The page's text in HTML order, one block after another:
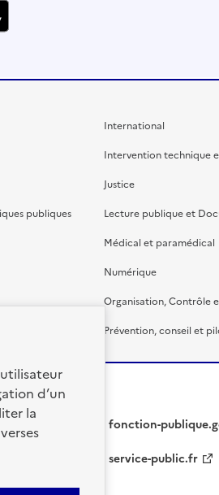
d’un
la
publiques
International
Intervention technique
Justice
Lecture publique et
Médical et paramédical
Numérique
Organisation, Contrôle
Prévention, conseil et
fonction-
service-public.fr